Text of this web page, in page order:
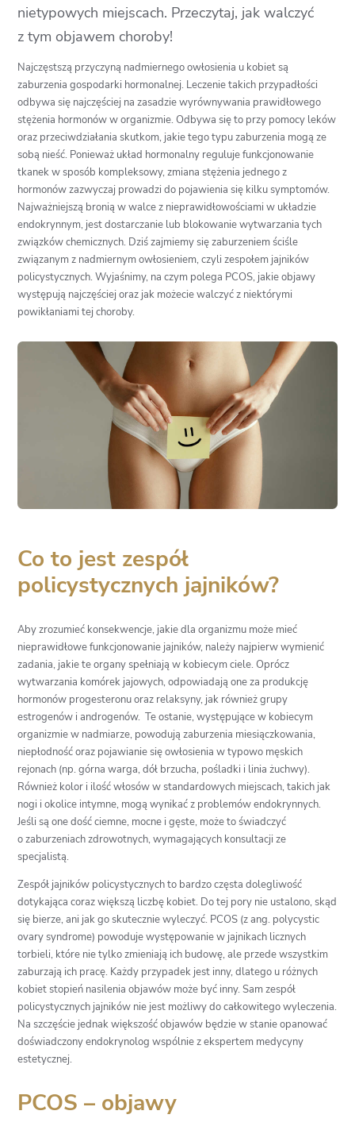
nietypowych miejscach. Przeczytaj, jak walczyć
z tym objawem choroby!
Najczęstszą przyczyną nadmiernego owłosienia u kobiet są
zaburzenia gospodarki hormonalnej. Leczenie takich przypadłości
odbywa się najczęściej na zasadzie wyrównywania prawidłowego
stężenia hormonów w organizmie. Odbywa się to przy pomocy leków
oraz przeciwdziałania skutkom, jakie tego typu zaburzenia mogą ze
sobą nieść. Ponieważ układ hormonalny reguluje funkcjonowanie
tkanek w sposób kompleksowy, zmiana stężenia jednego z
hormonów zazwyczaj prowadzi do pojawienia się kilku symptomów.
Najważniejszą bronią w walce z nieprawidłowościami w układzie
endokrynnym, jest dostarczanie lub blokowanie wytwarzania tych
związków chemicznych. Dziś zajmiemy się zaburzeniem ściśle
związanym z nadmiernym owłosieniem, czyli zespołem jajników
policystycznych. Wyjaśnimy, na czym polega PCOS, jakie objawy
występują najczęściej oraz jak możecie walczyć z niektórymi
powikłaniami tej choroby.
Co to jest zespół
policystycznych jajników?
Aby zrozumieć konsekwencje, jakie dla organizmu może mieć
nieprawidłowe funkcjonowanie jajników, należy najpierw wymienić
zadania, jakie te organy spełniają w kobiecym ciele. Oprócz
wytwarzania komórek jajowych, odpowiadają one za produkcję
hormonów progesteronu oraz relaksyny, jak również grupy
estrogenów i androgenów. Te ostanie, występujące w kobiecym
organizmie w nadmiarze, powodują zaburzenia miesiączkowania,
niepłodność oraz pojawianie się owłosienia w typowo męskich
rejonach (np. górna warga, dół brzucha, pośladki i linia żuchwy).
Również kolor i ilość włosów w standardowych miejscach, takich jak
nogi i okolice intymne, mogą wynikać z problemów endokrynnych.
Jeśli są one dość ciemne, mocne i gęste, może to świadczyć
o zaburzeniach zdrowotnych, wymagających konsultacji ze
specjalistą.
Zespół jajników policystycznych to bardzo częsta dolegliwość
dotykająca coraz większą liczbę kobiet. Do tej pory nie ustalono, skąd
się bierze, ani jak go skutecznie wyleczyć. PCOS (z ang. polycystic
ovary syndrome) powoduje występowanie w jajnikach licznych
torbieli, które nie tylko zmieniają ich budowę, ale przede wszystkim
zaburzają ich pracę. Każdy przypadek jest inny, dlatego u różnych
kobiet stopień nasilenia objawów może być inny. Sam zespół
policystycznych jajników nie jest możliwy do całkowitego wyleczenia.
Na szczęście jednak większość objawów będzie w stanie opanować
doświadczony endokrynolog wspólnie z ekspertem medycyny
estetycznej.
PCOS – objawy